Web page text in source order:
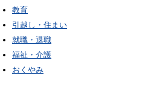
教育
引越し・住まい
就職・退職
福祉・介護
おくやみ